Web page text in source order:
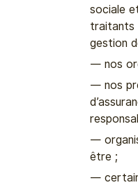
sociale
traitants
gestion
nos
nos
être ;